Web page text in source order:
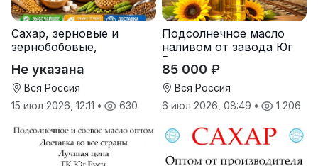
Сахар, зерновые и
зернобобовые,
корма
Не указана
Вся Россия
15 июл 2026, 12:11 • 630
Подсолнечное масло
наливом от завода Юг
Руси
85 000 ₽
Вся Россия
6 июл 2026, 08:49 • 1 206